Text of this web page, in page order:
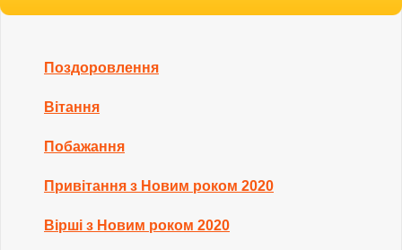
Поздоровлення
Вітання
Побажання
Привітання з Новим роком 2020
Вірші з Новим роком 2020